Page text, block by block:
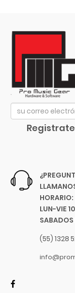
Excelsior
Fernandes Guitar
Funlab
Furman
Genelec
GHS
Goby Labs
Gonzalez
Gorila Tips
Gruv Gear
Hal Leonard
Heil Sound
Hermitshell
HORARIO:
LUN-VIE
(55) 1328